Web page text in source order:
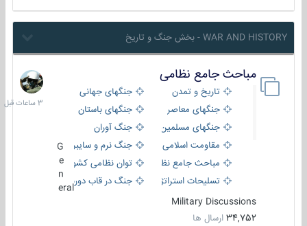
WAR AND HISTORY - بخش جنگ و تاریخ
مباحث جامع نظامی
تاریخ و تمدن
جنگهای جهانی
جنگهای معاصر
جنگهای باستان
جنگهای مسلمین
جنگ آوران
مقاومت اسلامی
جنگ نرم و سایبری
مباحث جامع نظامی
توان نظامی کشورها
تسلیحات استراتژیک
جنگ در قاب دوربین
eral
Military Discussions
34,752 ارسال ها
3
ساعات
قبل